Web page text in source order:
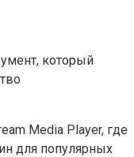
который
Media Player, где
для популярных